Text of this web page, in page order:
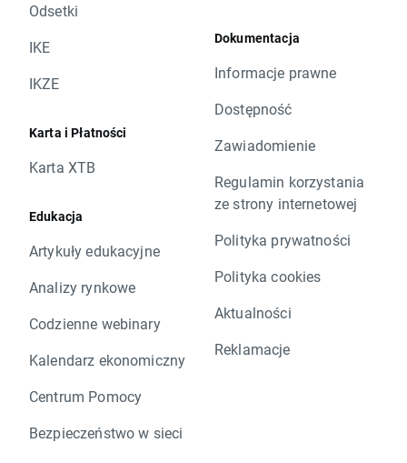
Odsetki
IKE
IKZE
Karta i Płatności
Karta XTB
Edukacja
Artykuły edukacyjne
Analizy rynkowe
Codzienne webinary
Kalendarz ekonomiczny
Centrum Pomocy
Bezpieczeństwo w sieci
Dokumentacja
Informacje prawne
Dostępność
Zawiadomienie
Regulamin korzystania
ze strony internetowej
Polityka prywatności
Polityka cookies
Aktualności
Reklamacje